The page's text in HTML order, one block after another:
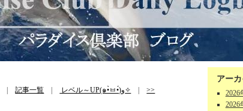
|記事一覧 レベル～UP(๑•̀ㅂ•́)و✧ |>>
アー
2026
2026